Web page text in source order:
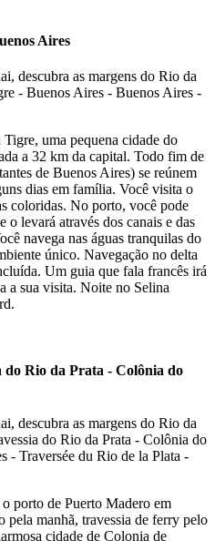
Aires
uma pequena cidade do
a 32 km da capital. Todo fim de
de Buenos Aires) se reúnem
dias em família. Você visita o
coloridas. No porto, você pode
o levará através dos canais e das
navega nas águas tranquilas do
único. Navegação no delta
Um guia que fala francês irá
a sua visita. Noite no Selina
do Rio da Prata - Colônia do
porto de Puerto Madero em
manhã, travessia de ferry pelo
cidade de Colonia de